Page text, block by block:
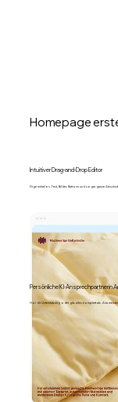
Homepage
Intuitiver Drag-and-Drop Editor
Füge mühelos Text, Bilder, Buttons und sogar ganze
Persönliche KI-Ansprechpartnerin
Hol dir Unterstützung oder gib alles komplett ab. Aria